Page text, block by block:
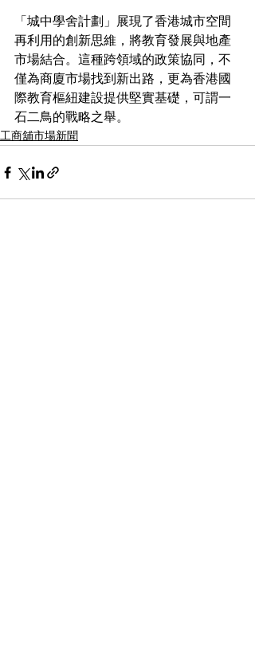
「城中學舍計劃」展現了香港城市空間
再利用的創新思維，將教育發展與地產
市場結合。這種跨領域的政策協同，不
僅為商廈市場找到新出路，更為香港國
際教育樞紐建設提供堅實基礎，可謂一
石二鳥的戰略之舉。
工商舖市場新聞